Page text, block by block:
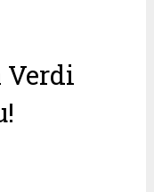
Verdi